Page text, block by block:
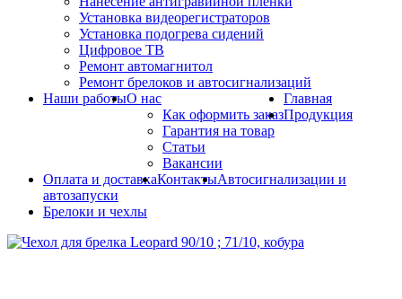
Установка видеорегистраторов
Установка подогрева сидений
Цифровое ТВ
Ремонт автомагнитол
Ремонт брелоков и автосигнализаций
Наши работыО нас
Как оформить заказ
Гарантия на товар
Статьи
Вакансии
Оплата и доставкаКонтакты
Главная
Продукция
Автосигнализации и
автозапуски
Брелоки и чехлы